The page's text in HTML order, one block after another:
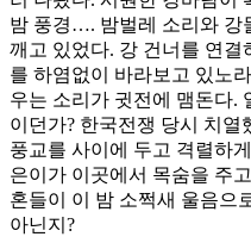
밤 풍경…. 밤벌레 소리와 강
깨고 있었다. 강 건너를 연
를 하염없이 바라보고 있노
우는 소리가 귓전에 맴돈다.
이던가? 한국전쟁 당시 치열
풍교를 사이에 두고 격렬하
은이가 이곳에서 목숨을 주
혼들이 이 밤 소쩍새 울음으
아닌지?